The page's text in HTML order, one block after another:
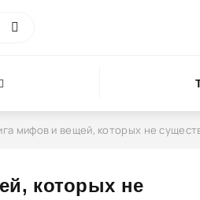
мифов и вещей, которых не
которых не